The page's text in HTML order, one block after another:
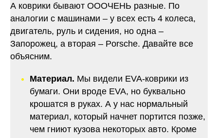
А коврики бывают ОООЧЕНЬ разные. По
аналогии с машинами – у всех есть 4 колеса,
двигатель, руль и сидения, но одна –
Запорожец, а вторая – Porsche. Давайте все
объясним.
Материал. Мы видели EVA-коврики из
бумаги. Они вроде EVA, но буквально
крошатся в руках. А у нас нормальный
материал, который начнет портится позже,
чем гниют кузова некоторых авто. Кроме